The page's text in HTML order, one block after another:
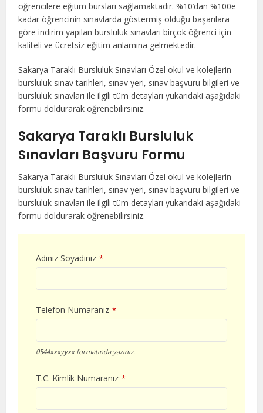
öğrencilere eğitim bursları sağlamaktadır. %10’dan %100e
kadar öğrencinin sınavlarda göstermiş olduğu başarılara
göre indirim yapılan bursluluk sınavları birçok öğrenci için
kaliteli ve ücretsiz eğitim anlamına gelmektedir.
Sakarya Taraklı Bursluluk Sınavları Özel okul ve kolejlerin
bursluluk sınav tarihleri, sınav yeri, sınav başvuru bilgileri ve
bursluluk sınavları ile ilgili tüm detayları yukarıdaki aşağıdaki
formu doldurarak öğrenebilirsiniz.
Sakarya Taraklı Bursluluk
Sınavları Başvuru Formu
Sakarya Taraklı Bursluluk Sınavları Özel okul ve kolejlerin
bursluluk sınav tarihleri, sınav yeri, sınav başvuru bilgileri ve
bursluluk sınavları ile ilgili tüm detayları yukarıdaki aşağıdaki
formu doldurarak öğrenebilirsiniz.
Adınız Soyadınız *
Telefon Numaranız *
0544xxxyyxx formatında yazınız.
T.C. Kimlik Numaranız *